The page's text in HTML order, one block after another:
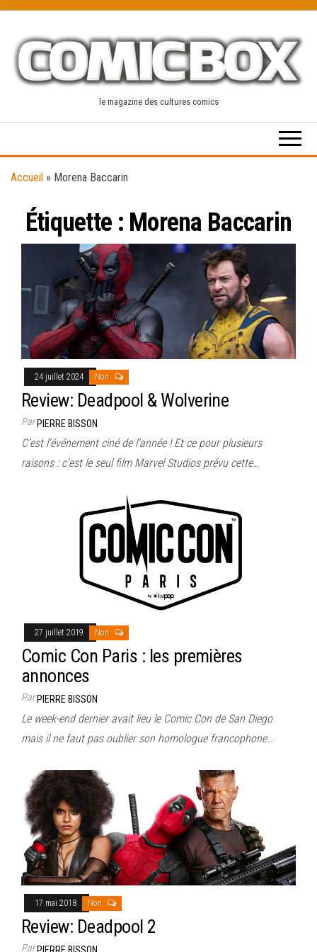
content
le magazine des cultures comics
Accueil » Morena Baccarin
Étiquette : Morena Baccarin
24 juillet 2024 Non
Review: Deadpool & Wolverine
ParPIERRE BISSON
C’est l’événement ciné de l’année ! Et ce pour plusieurs
raisons : c’est le seul film Marvel Studios prévu cette…
27 juillet 2019 Non
Comic Con Paris : les premières
annonces
ParPIERRE BISSON
Le week-end dernier avait lieu le Comic Con de San Diego
mais il ne faut pas oublier son homologue francophone…
17 mai 2018 Non
Review: Deadpool 2
Par